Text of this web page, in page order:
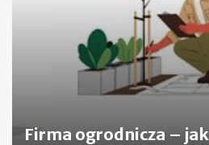
Firma ogrodnicza –